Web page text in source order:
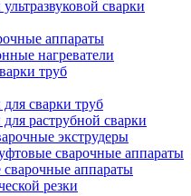
сварки
аппараты
нагреватели
труб
сварки труб
раструбной сварки
экструдеры
сварочные аппараты
аппараты
резки